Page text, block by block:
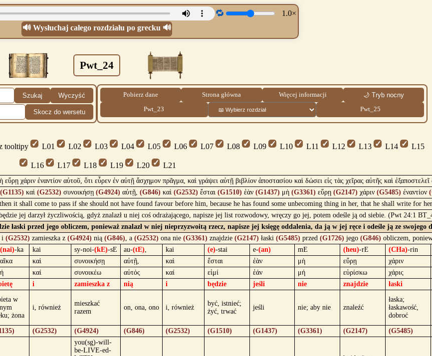
🔁
1.0×
🔊 Wysłuchaj całego rozdziału po grecku 🔊
Pwt_24
Szukaj Wyczyść
Skocz do wersetu
Pobierz dane Strona główna Więcej informacji 🌙 Tryb nocny
Pwt_23 Pwt_25
tooltipy L01 L02 L03 L04 L05 L06 L07 L08 L09 L10 L11 L12 L13 L14 L15
L16 L17 L18 L19 L20 L21
χάριν ἐναντίον αὐτοῦ, ὅτι εὗρεν ἐν αὐτῇ ἄσχημον πρᾶγμα, καὶ γράψει αὐτῇ βιβλίον ἀποστασίου καὶ δώσει εἰς τὰς χεῖρας αὐτῆς καὶ
(G1135) καὶ (G2532) συνοικήσῃ (G4924) αὐτῇ, (G846) καὶ (G2532) ἔσται (G1510) ἐὰν (G1437) μὴ (G3361) εὕρῃ (G2147) χάριν (G5485) ἐναντίον
it shall come to pass if she should not have found favour before him, because he has found some unbecoming thing in her, that he shall write for
jej darzył życzliwością, gdyż znalazł u niej coś odrażającego, napisze jej list rozwodowy, wręczy go jej, potem odeśle ją od siebie. (Pwt 24:1
łaski przed jego obliczem, ponieważ znalazł w niej nieprzyzwoitą rzecz, napisze jej księgę oddalenia, da ją w jej ręce i odeśle ją ze swojego
i (G2532) zamieszka z (G4924) nią (G846), a (G2532) ona nie (G3361) znajdzie (G2147) łaski (G5485) przed (G1726) jego (G846) obliczem,
(nai)-ka kai sy-noi-(kE)-sE au-(tE), kai (e)-stai e-(an) mE (heu)-rE (CHa)-rin
καὶ συνοικήσῃ αὐτῇ, καὶ ἔσται ἐὰν μὴ εὕρῃ
χάριν
καί συνοικέω αὐτός καί εἰμί ἐάν μή εὑρίσκω
χάρις
i zamieszka z nią i będzie jeśli nie znajdzie łaski
w
żona
i, również
mieszkać
razem
on, ona, ono i, również
być, istnieć;
żyć, trwać
jeśli nie; aby nie znaleźć
łaska;
łaskawość,
dobroć
(G2532) (G4924) (G846) (G2532) (G1510) (G1437) (G3361) (G2147) (G5485)
you(sg)-will-
be-LIVE-ed-